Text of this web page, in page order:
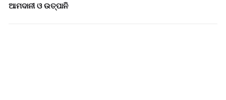
ଆମଦାନୀ ଓ ଉତ୍ପାନି